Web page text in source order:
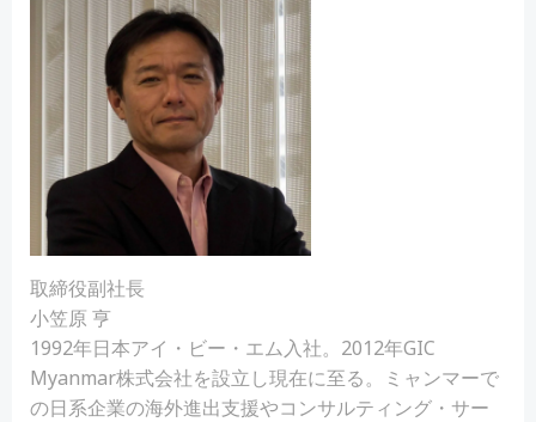
取締役副社長
小笠原 亨
1992年日本アイ・ビー・エム入社。2012年GIC
Myanmar株式会社を設立し現在に至る。ミャンマーで
の日系企業の海外進出支援やコンサルティング・サー